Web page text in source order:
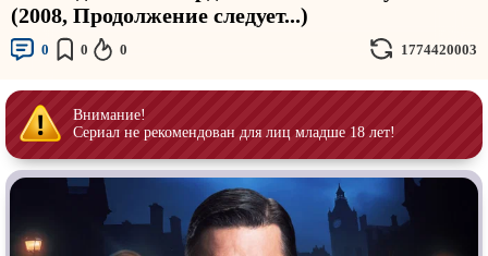
Аниме
Дорамы
Комикс Маги и Волшебники
Наркотики Новогодние
(2008, Продолжение следует...)
0 0 0 1774420003
Внимание!
Сериал не рекомендован для лиц младше 18 лет!